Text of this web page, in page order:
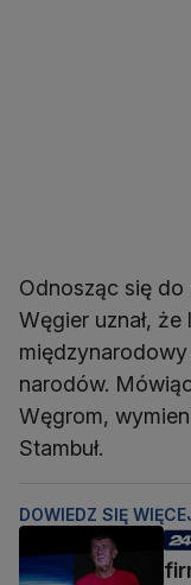
Odnosząc się
Węgier uznał,
narodów.
Węgrom,
Stambuł.
DOWIEDZ SIĘ